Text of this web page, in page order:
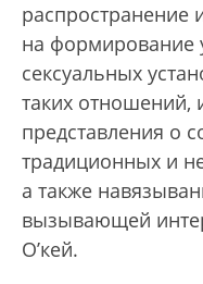
распространение
на формирование
сексуальных
таких отношений,
представления о
традиционных и
а также
вызывающей
О’кей.